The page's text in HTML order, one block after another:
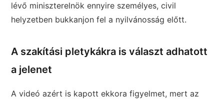
lévő miniszterelnök ennyire személyes, civil
helyzetben bukkanjon fel a nyilvánosság előtt.
A szakítási pletykákra is választ adhatott
a jelenet
A videó azért is kapott ekkora figyelmet, mert az